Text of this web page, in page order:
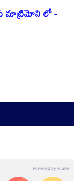
మాట్రిమోని లో -